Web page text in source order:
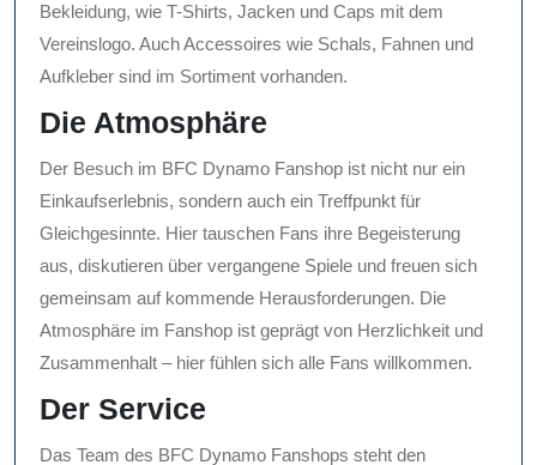
Bekleidung, wie T-Shirts, Jacken und Caps mit dem
Vereinslogo. Auch Accessoires wie Schals, Fahnen und
Aufkleber sind im Sortiment vorhanden.
Die Atmosphäre
Der Besuch im BFC Dynamo Fanshop ist nicht nur ein
Einkaufserlebnis, sondern auch ein Treffpunkt für
Gleichgesinnte. Hier tauschen Fans ihre Begeisterung
aus, diskutieren über vergangene Spiele und freuen sich
gemeinsam auf kommende Herausforderungen. Die
Atmosphäre im Fanshop ist geprägt von Herzlichkeit und
Zusammenhalt – hier fühlen sich alle Fans willkommen.
Der Service
Das Team des BFC Dynamo Fanshops steht den